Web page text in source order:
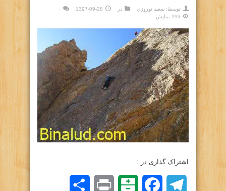
توسط: سعيد نوروزي در 1397-09-28
۰
293 نمایش
اشتراک گذاری در :
Telegram
Facebook
Balatarin
Print